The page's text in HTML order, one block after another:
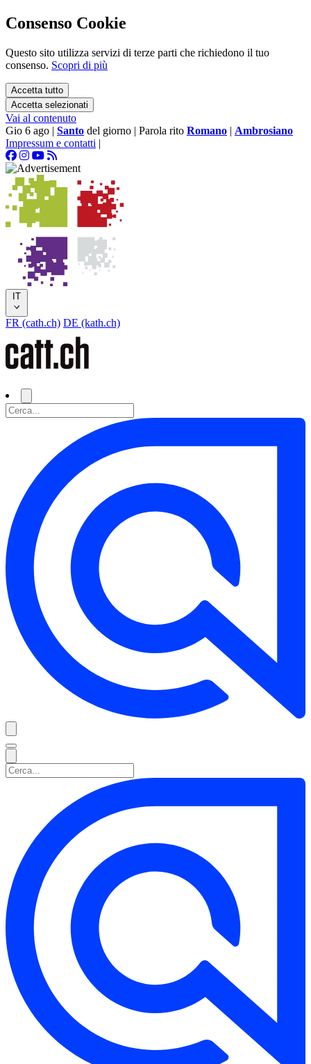
Consenso Cookie
Questo sito utilizza servizi di terze parti che richiedono il tuo
consenso. Scopri di più
Accetta tutto
Accetta selezionati
Vai al contenuto
Gio 6 ago | Santo del giorno | Parola rito Romano | Ambrosiano
Impressum e contatti |
IT
FR (cath.ch) DE (kath.ch)